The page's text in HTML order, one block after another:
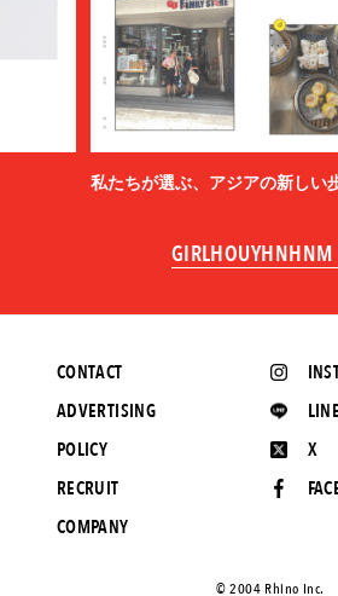
私たちが選ぶ、アジアの新しい
GIRLHOUYHNHNM
LINE
X
CONTACT
ADVERTISING
POLICY
RECRUIT
COMPANY
©️ 2004 Rhino Inc.